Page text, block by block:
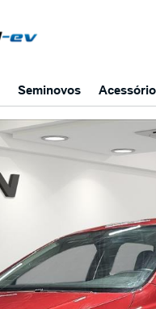
Seminovos